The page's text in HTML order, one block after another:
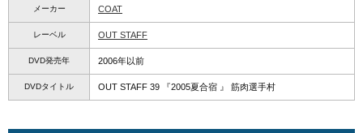
メーカー COAT
レーベル OUT STAFF
DVD発売年 2006年以前
DVDタイトル OUT STAFF 39 『2005夏合宿 』 筋肉選手村